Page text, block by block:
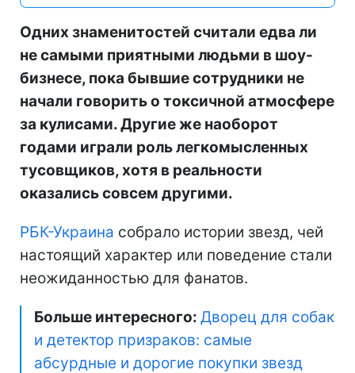
Одних знаменитостей считали едва ли
не самыми приятными людьми в шоу-
бизнесе, пока бывшие сотрудники не
начали говорить о токсичной атмосфере
за кулисами. Другие же наоборот
годами играли роль легкомысленных
тусовщиков, хотя в реальности
оказались совсем другими.
РБК-Украина собрало истории звезд, чей
настоящий характер или поведение стали
неожиданностью для фанатов.
Больше интересного: Дворец для собак
и детектор призраков: самые
абсурдные и дорогие покупки звезд